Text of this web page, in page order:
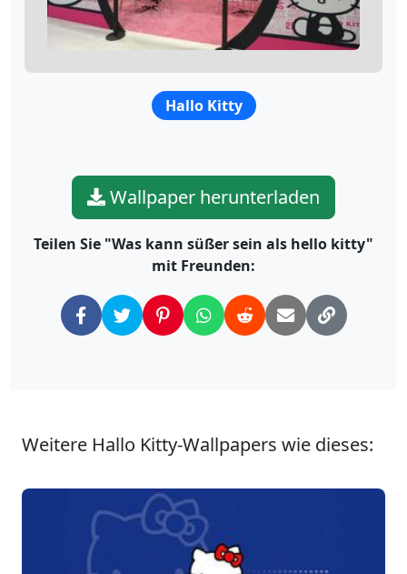
Hallo Kitty
Wallpaper herunterladen
Teilen Sie "Was kann süßer sein als hello kitty"
mit Freunden:
Weitere Hallo Kitty-Wallpapers wie dieses: